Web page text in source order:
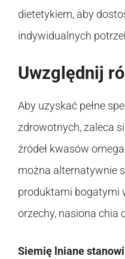
dietetykiem, aby
indywidualnych
Uwzględnij
Aby uzyskać pełne
zdrowotnych, zaleca
źródeł kwasów
można alternatywnie
produktami bogatymi
orzechy, nasiona chia
Siemię lniane